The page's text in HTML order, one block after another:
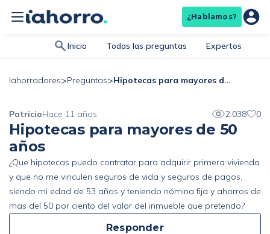
¿Hablamos?
Inicio Todas las preguntas Expertos
Iahorradores>Preguntas> Hipotecas para mayores de 50 años
PatricioHace 11 años 2.038 0
Hipotecas para mayores de 50
años
¿Que hipotecas puedo contratar para adquirir primera vivienda
y que no me vinculen seguros de vida y seguros de pagos,
siendo mi edad de 53 años y teniendo nómina fija y ahorros de
mas del 50 por ciento del valor del inmueble que pretendo?
Responder